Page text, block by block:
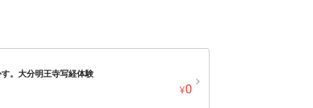
。大分明王寺写経体験
¥0